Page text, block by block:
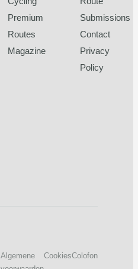
Premium
Routes
Magazine
Submissions
Contact
Privacy
Policy
Algemene
CookiesColofon